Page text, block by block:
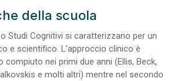
della scuola
Studi Cognitivi si caratterizzano per un
e scientifico. L’approccio clinico è
nei primi due anni (Ellis, Beck,
e molti altri) mentre nel secondo